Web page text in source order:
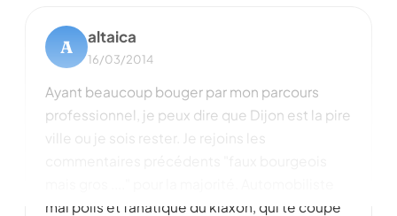
A altaica
16/03/2014
Ayant beaucoup bouger par mon parcours
professionnel, je peux dire que Dijon est la pire
ville ou je sois rester. Je rejoins les
mal polis et fanatique du klaxon, qui te coupe